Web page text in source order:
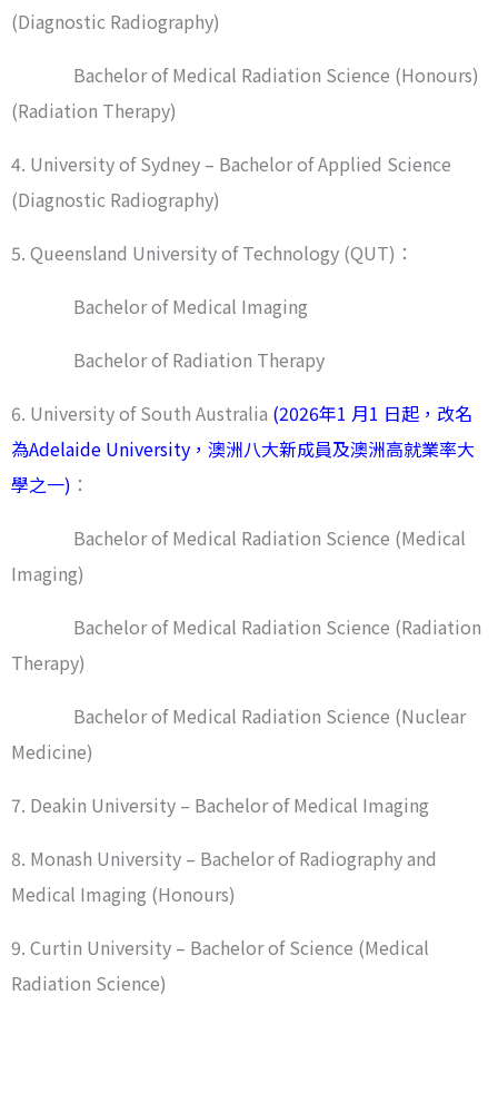
(Diagnostic Radiography)
Bachelor of Medical Radiation Science (Honours)
(Radiation Therapy)
4. University of Sydney – Bachelor of Applied Science
(Diagnostic Radiography)
5. Queensland University of Technology (QUT)：
Bachelor of Medical Imaging
Bachelor of Radiation Therapy
6. University of South Australia (2026年1 月1 日起，改名
為Adelaide University，澳洲八大新成員及澳洲高就業率大
學之一) ：
Bachelor of Medical Radiation Science (Medical
Imaging)
Bachelor of Medical Radiation Science (Radiation
Therapy)
Bachelor of Medical Radiation Science (Nuclear
Medicine)
7. Deakin University – Bachelor of Medical Imaging
8. Monash University – Bachelor of Radiography and
Medical Imaging (Honours)
9. Curtin University – Bachelor of Science (Medical
Radiation Science)